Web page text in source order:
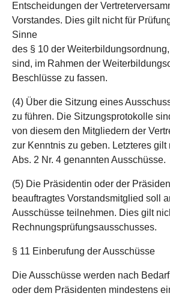
Entscheidungen der
Vorstandes. Dies gilt nicht für
Sinne
des § 10 der
sind, im Rahmen der
Beschlüsse zu fassen.
(4) Über die Sitzung eines
zu führen. Die Sitzungsprotokolle
von diesem den Mitgliedern der
zur Kenntnis zu geben. Letzteres gilt
Abs. 2 Nr. 4 genannten Ausschüsse.
(5) Die Präsidentin oder der
beauftragtes Vorstandsmitglied soll
Ausschüsse teilnehmen. Dies gilt
Rechnungsprüfungsausschusses.
§ 11 Einberufung der Ausschüsse
Die Ausschüsse werden nach
oder dem Präsidenten mindestens